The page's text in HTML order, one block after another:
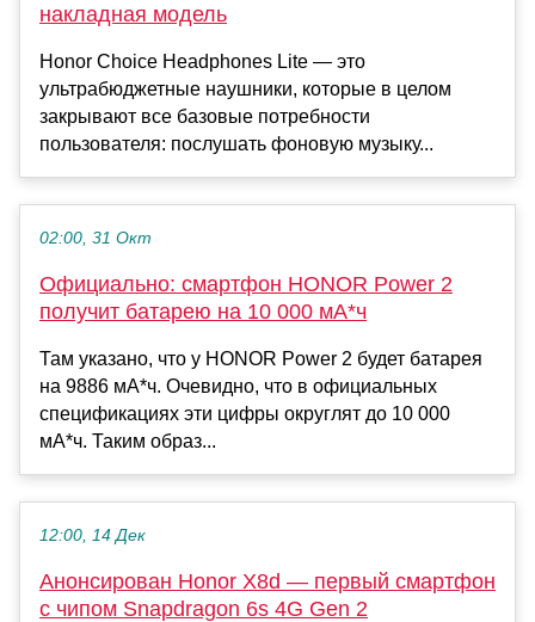
накладная модель
Honor Choice Headphones Lite — это
ультрабюджетные наушники, которые в целом
закрывают все базовые потребности
пользователя: послушать фоновую музыку...
02:00, 31 Окт
Официально: смартфон HONOR Power 2
получит батарею на 10 000 мА*ч
Там указано, что у HONOR Power 2 будет батарея
на 9886 мА*ч. Очевидно, что в официальных
спецификациях эти цифры округлят до 10 000
мА*ч. Таким образ...
12:00, 14 Дек
Анонсирован Honor X8d — первый смартфон
с чипом Snapdragon 6s 4G Gen 2